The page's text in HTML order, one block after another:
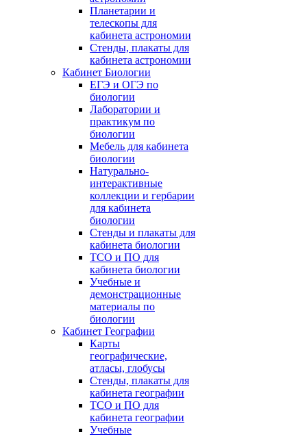
Планетарии и
телескопы для
кабинета астрономии
Стенды, плакаты для
кабинета астрономии
Кабинет Биологии
ЕГЭ и ОГЭ по
биологии
Лаборатории и
практикум по
биологии
Мебель для кабинета
биологии
Натурально-
интерактивные
коллекции и гербарии
для кабинета
биологии
Стенды и плакаты для
кабинета биологии
ТСО и ПО для
кабинета биологии
Учебные и
демонстрационные
материалы по
биологии
Кабинет Географии
Карты
географические,
атласы, глобусы
Стенды, плакаты для
кабинета географии
ТСО и ПО для
кабинета географии
Учебные